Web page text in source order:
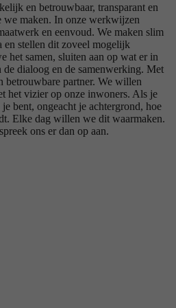
en betrouwbaar, transparant en
we maken. In onze werkwijzen
en eenvoud. We maken slim
en stellen dit zoveel mogelijk
het samen, sluiten aan op wat er in
de dialoog en de samenwerking. Met
betrouwbare partner. We willen
het vizier op onze inwoners. Als je
bent, ongeacht je achtergrond, hoe
Elke dag willen we dit waarmaken.
ons er dan op aan.